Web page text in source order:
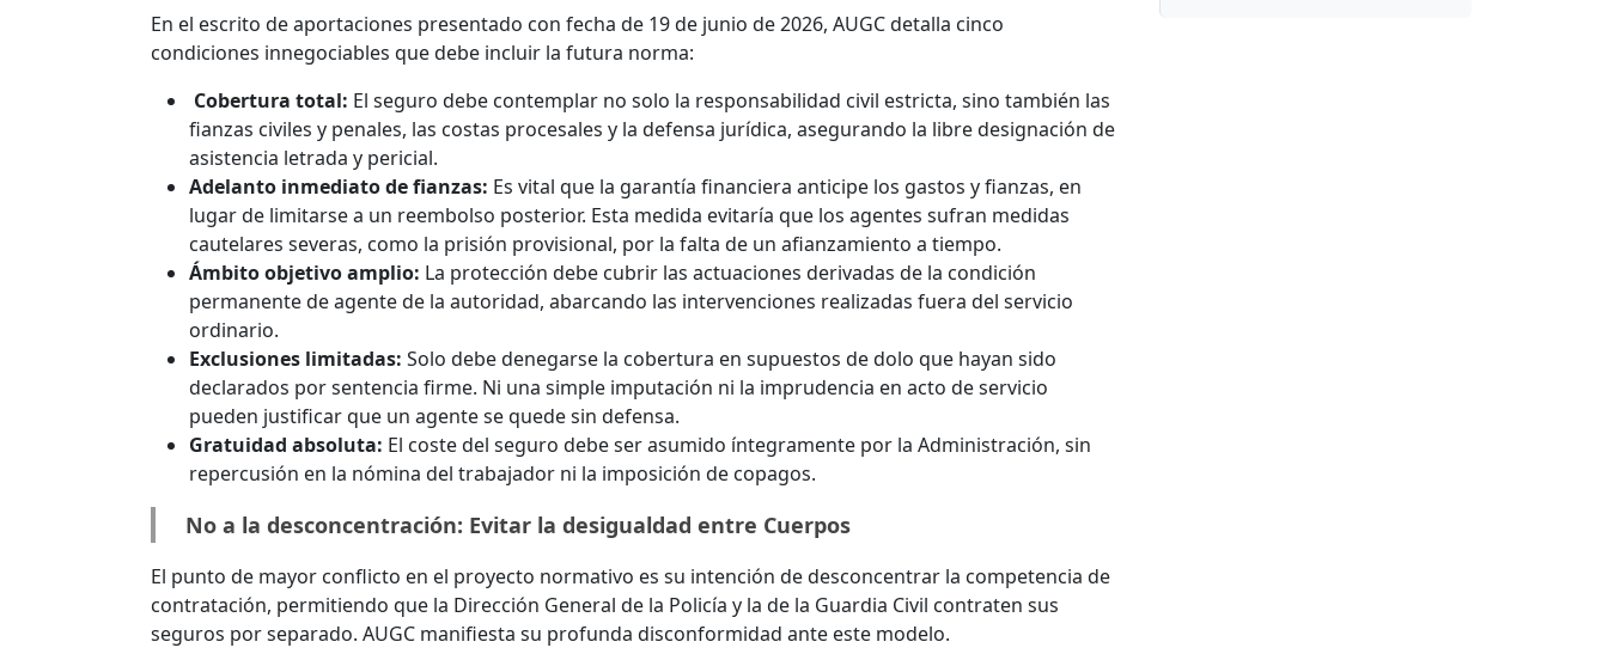
En el escrito de aportaciones presentado con fecha de 19 de junio de 2026, AUGC detalla cinco
condiciones innegociables que debe incluir la futura norma:
Cobertura total: El seguro debe contemplar no solo la responsabilidad civil estricta, sino también las
fianzas civiles y penales, las costas procesales y la defensa jurídica, asegurando la libre designación de
asistencia letrada y pericial.
Adelanto inmediato de fianzas: Es vital que la garantía financiera anticipe los gastos y fianzas, en
lugar de limitarse a un reembolso posterior. Esta medida evitaría que los agentes sufran medidas
cautelares severas, como la prisión provisional, por la falta de un afianzamiento a tiempo.
Ámbito objetivo amplio: La protección debe cubrir las actuaciones derivadas de la condición
permanente de agente de la autoridad, abarcando las intervenciones realizadas fuera del servicio
ordinario.
Exclusiones limitadas: Solo debe denegarse la cobertura en supuestos de dolo que hayan sido
declarados por sentencia firme. Ni una simple imputación ni la imprudencia en acto de servicio
pueden justificar que un agente se quede sin defensa.
Gratuidad absoluta: El coste del seguro debe ser asumido íntegramente por la Administración, sin
repercusión en la nómina del trabajador ni la imposición de copagos.
No a la desconcentración: Evitar la desigualdad entre Cuerpos
El punto de mayor conflicto en el proyecto normativo es su intención de desconcentrar la competencia de
contratación, permitiendo que la Dirección General de la Policía y la de la Guardia Civil contraten sus
seguros por separado. AUGC manifiesta su profunda disconformidad ante este modelo.